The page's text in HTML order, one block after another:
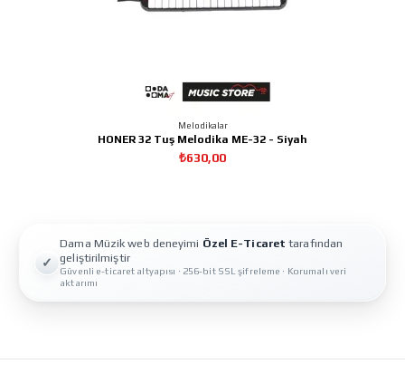
Melodikalar
HONER 32 Tuş Melodika ME-32 - Siyah
₺630,00
✓
Dama Müzik web deneyimi Özel E-Ticaret tarafından
geliştirilmiştir
Güvenli e-ticaret altyapısı · 256-bit SSL şifreleme · Korumalı veri
aktarımı